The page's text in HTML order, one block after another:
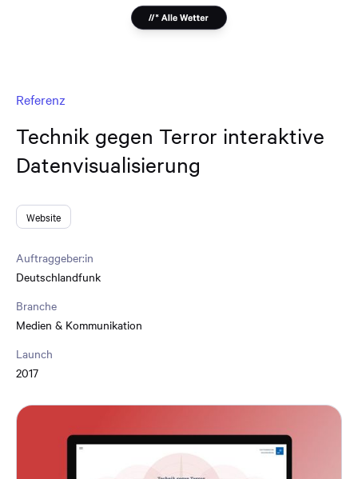
Referenz
Technik gegen Terror interaktive
Datenvisualisierung
Website
Auftraggeber:in
Deutschlandfunk
Branche
Medien & Kommunikation
Launch
2017